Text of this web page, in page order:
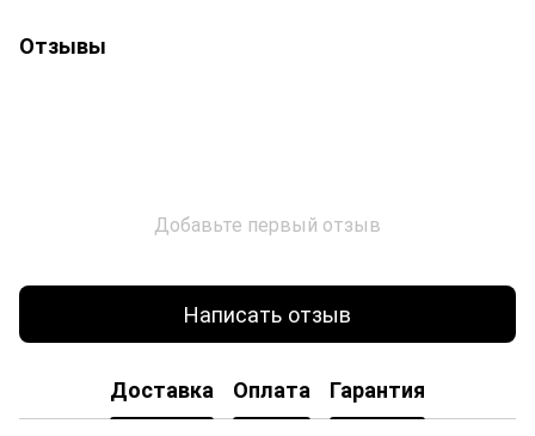
Отзывы
Добавьте первый отзыв
Написать отзыв
Доставка Оплата Гарантия